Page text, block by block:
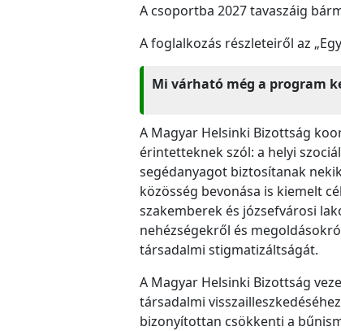
A csoportba 2027 tavaszáig
A foglalkozás részleteiről az
Mi várható még a program
A Magyar Helsinki Bizottság
érintetteknek szól: a helyi
segédanyagot biztosítanak
közösség bevonása is kiemelt
szakemberek és józsefvárosi
nehézségekről és
társadalmi stigmatizáltságát.
A Magyar Helsinki Bizottság
társadalmi
bizonyítottan csökkenti a